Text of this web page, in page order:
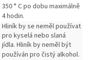
350 ° C po dobu maximálně
4 hodin.
Hliník by se neměl používat
pro kyselá nebo slaná
jídla. Hliník by neměl být
používán pro čistý alkohol.